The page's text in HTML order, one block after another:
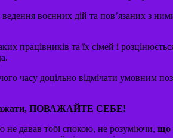
воєнних дій та пов’язаних з
працівників та їх сімей і
часу доцільно відмічати умовним
ПОВАЖАЙТЕ СЕБЕ!
давав тобі спокою, не розуміючи, що